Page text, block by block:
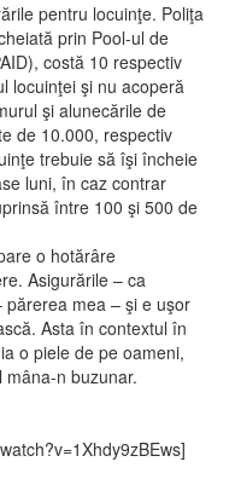
pentru locuinţe. Poliţa
prin Pool-ul de
costă 10 respectiv
locuinţei şi nu acoperă
şi alunecările de
de 10.000, respectiv
trebuie să îşi încheie
luni, în caz contrar
între 100 şi 500 de
o hotărâre
Asigurările – ca
mea – şi e uşor
Asta în contextul în
o piele de pe oameni,
n buzunar.